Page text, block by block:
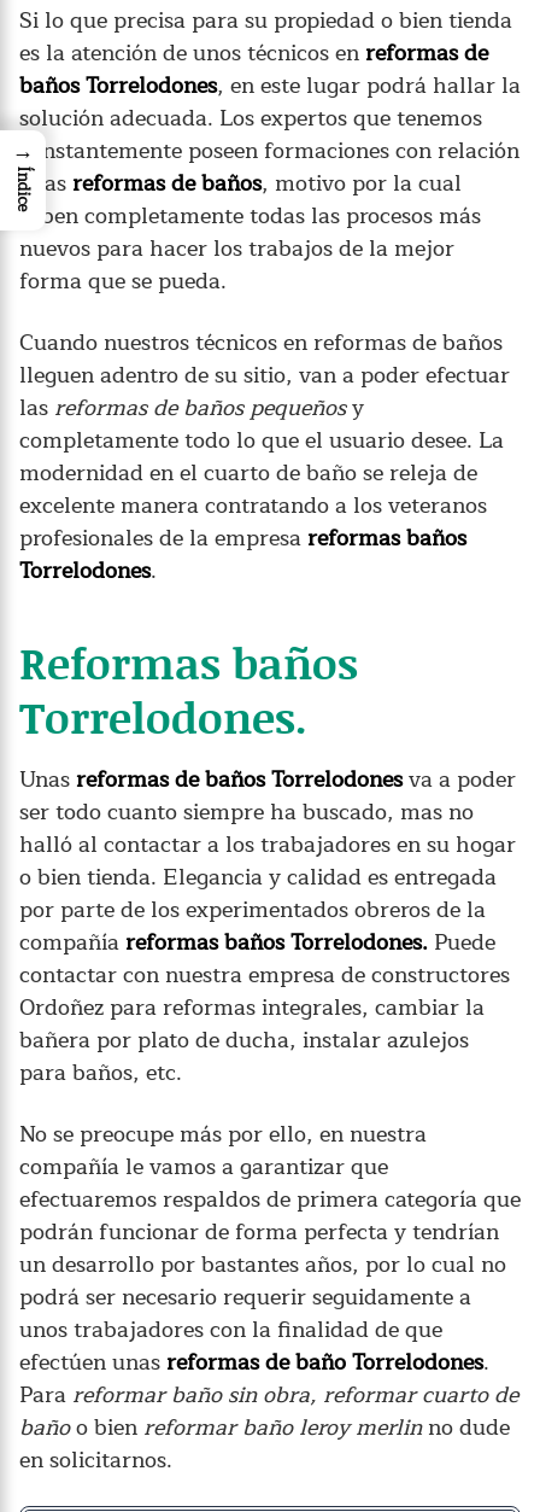
Si lo que precisa para su propiedad o bien tienda
es la atención de unos técnicos enreformas de
baños Torrelodones, en este lugar podrá hallar la
solución adecuada. Los expertos que tenemos
constantemente poseen formaciones con relación
a lasreformas de baños, motivo por la cual
saben completamente todas las procesos más
nuevos para hacer los trabajos de la mejor
forma que se pueda.
Cuando nuestros técnicos en reformas de baños
lleguen adentro de su sitio, van a poder efectuar
las reformas de baños pequeñosy
completamente todo lo que el usuario desee. La
modernidad en el cuarto de baño se releja de
excelente manera contratando a los veteranos
profesionales de la empresareformas baños
Torrelodones.
Reformas baños
Torrelodones.
Unasreformas de baños Torrelodonesva a poder
ser todo cuanto siempre ha buscado, mas no
halló al contactar a los trabajadores en su hogar
o bien tienda. Elegancia y calidad es entregada
por parte de los experimentados obreros de la
compañíareformas baños Torrelodones. Puede
contactar con nuestra empresa de constructores
Ordoñez para reformas integrales, cambiar la
bañera por plato de ducha, instalar azulejos
para baños, etc.
No se preocupe más por ello, en nuestra
compañía le vamos a garantizar que
efectuaremos respaldos de primera categoría que
podrán funcionar de forma perfecta y tendrían
un desarrollo por bastantes años, por lo cual no
podrá ser necesario requerir seguidamente a
unos trabajadores con la finalidad de que
efectúen unasreformas de baño Torrelodones.
Para reformar baño sin obra, reformar cuarto de
bañoo bien reformar baño leroy merlinno dude
en solicitarnos.
→
Índice